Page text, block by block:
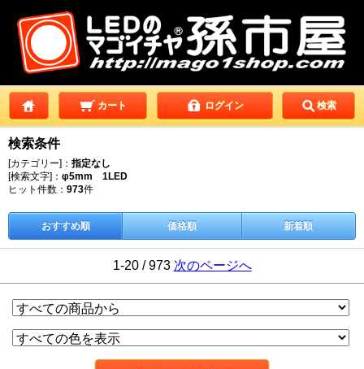
カート ログイン 検索
検索条件
[カテゴリー]： 指定なし
[検索文字]： φ5mm 1LED
ヒット件数： 973件
おすすめ順 価格順 新着順
1-20 / 973 次のページへ